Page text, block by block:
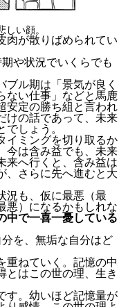
い顔。
肉が散りばめられてい
や状況でいくらでも
ブル期は「景気が良く
ない仕事」などと馬鹿
安定の勝ち組と言われ
けの話であって、未来
しょう。
イミングを切り取るか
今は含み益でも、未来
来へ行くと、含み益は
、さらに先へ進むと大
況も、仮に最悪（最
悪）になるかもしれな
中で一喜一憂している
を、無垢な自分はど
重ねていく。記憶の中
とはこの世の理、生き
す。幼いほど記憶量が